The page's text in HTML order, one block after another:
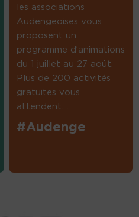
les associations
Audengeoises vous
proposent un
programme d’animations
du 1 juillet au 27 août.
Plus de 200 activités
gratuites vous
attendent....
#Audenge